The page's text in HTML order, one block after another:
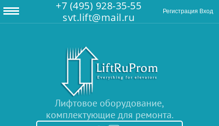
+7 (495) 928-35-55
svt.lift@mail.ru
Регистрация Вход
Лифтовое оборудование,
комплектующие для ремонта.